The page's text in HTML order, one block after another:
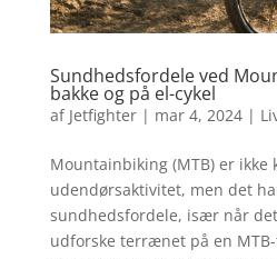
Sundhedsfordele ved
bakke og på el-cykel
af Jetfighter| mar 4, 2024|
Mountainbiking (MTB) er ikke
udendørsaktivitet, men det
sundhedsfordele, især når
udforske terrænet på en